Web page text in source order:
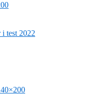
i test 2022